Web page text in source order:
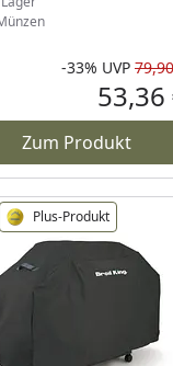
Preis
-33% UVP
53,36
Zum Produkt
Plus-Produkt